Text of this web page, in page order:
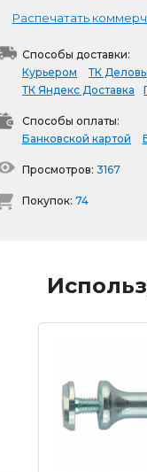
Распечатать
Способы доставки:
Курьером
ТК
ТК Яндекс Доставка
Способы оплаты:
Банковской картой
Просмотров: 3167
Покупок: 74